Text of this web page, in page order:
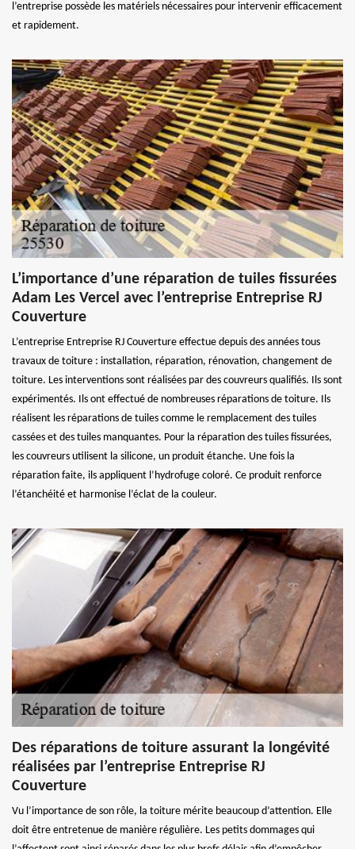
l’entreprise possède les matériels nécessaires pour intervenir efficacement
et rapidement.
L’importance d’une réparation de tuiles fissurées
Adam Les Vercel avec l’entreprise Entreprise RJ
Couverture
L’entreprise Entreprise RJ Couverture effectue depuis des années tous
travaux de toiture : installation, réparation, rénovation, changement de
toiture. Les interventions sont réalisées par des couvreurs qualifiés. Ils sont
expérimentés. Ils ont effectué de nombreuses réparations de toiture. Ils
réalisent les réparations de tuiles comme le remplacement des tuiles
cassées et des tuiles manquantes. Pour la réparation des tuiles fissurées,
les couvreurs utilisent la silicone, un produit étanche. Une fois la
réparation faite, ils appliquent l’hydrofuge coloré. Ce produit renforce
l’étanchéité et harmonise l’éclat de la couleur.
Des réparations de toiture assurant la longévité
réalisées par l’entreprise Entreprise RJ
Couverture
Vu l’importance de son rôle, la toiture mérite beaucoup d’attention. Elle
doit être entretenue de manière régulière. Les petits dommages qui